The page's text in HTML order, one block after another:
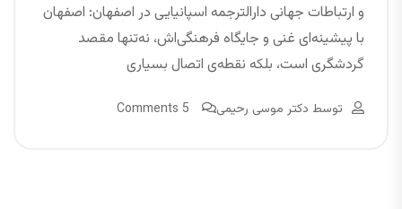
و ارتباطات جهانی دارالترجمه اسپانیایی در اصفهان: اصفهان
با پیشینه‌ای غنی و جایگاه فرهنگی‌اش، نه‌تنها مقصد
گردشگری است، بلکه نقطه‌ی اتصال بسیاری
توسط دکتر موسی رحیمی 5 Comments